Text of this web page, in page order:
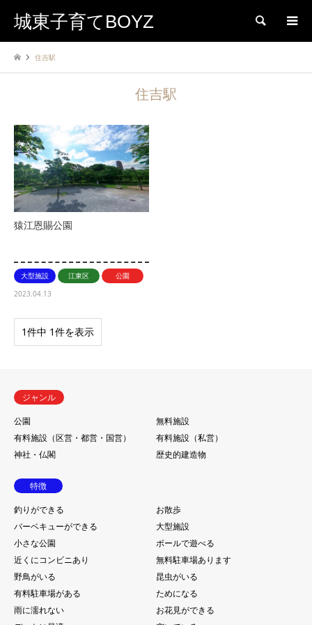
城東子育てBOYZ 検索
住吉駅
住吉駅
猿江恩賜公園
大型施設 江東区
公園
2023.04.13
1件中 1件を表示
ジャンル
公園
無料施設
有料施設（区営・都営・国営）
有料施設（私営）
神社・仏閣
歴史的建造物
特徴
釣りができる
お散歩
バーベキューができる
大型施設
小さな公園
ボールで遊べる
近くにコンビニあり
無料駐車場あります
野鳥がいる
昆虫がいる
有料駐車場がある
ためになる
雨に濡れない
お花見ができる